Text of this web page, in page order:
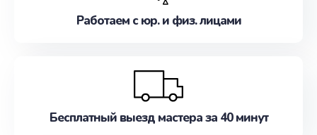
Работаем с юр. и физ. лицами
Бесплатный выезд мастера за 40 минут